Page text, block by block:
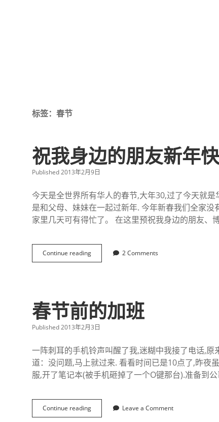
标签：春节
祝我身边的朋友新年
Published 2013年2月9日
今天是全世界所有华人的春节,大年30,过了今天就
是和父母、妹妹在一起过新年. 今年新春我们全家没
家里几天可有得忙了。 在这里预祝我身边的朋友、
Continue reading
我
友
新
年
乐
-
蛇
年
吉
2 Comments
春节前的加班
Published 2013年2月3日
一阵刺耳的手机铃声叫醒了我,迷糊中我接了电话,
道：没问题,马上就过来. 看看时间已是10点了,昨夜
服,开了笔记本(被手机砸掉了一个O键那台).准备到
Continue reading
节
Leave a Comment